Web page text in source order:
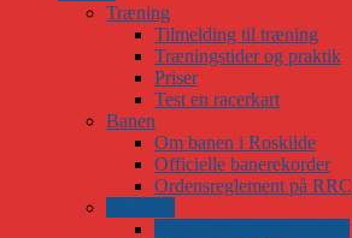
Træning
Tilmelding til træning
Træningstider og praktik
Priser
Test en racerkart
Banen
Om banen i Roskilde
Officielle banerekorder
Ordensreglement på RRC